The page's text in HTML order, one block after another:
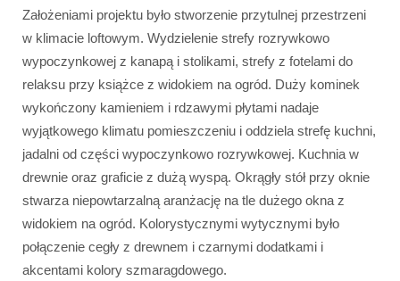
Założeniami projektu było stworzenie przytulnej przestrzeni
w klimacie loftowym. Wydzielenie strefy rozrywkowo
wypoczynkowej z kanapą i stolikami, strefy z fotelami do
relaksu przy książce z widokiem na ogród. Duży kominek
wykończony kamieniem i rdzawymi płytami nadaje
wyjątkowego klimatu pomieszczeniu i oddziela strefę kuchni,
jadalni od części wypoczynkowo rozrywkowej. Kuchnia w
drewnie oraz graficie z dużą wyspą. Okrągły stół przy oknie
stwarza niepowtarzalną aranżację na tle dużego okna z
widokiem na ogród. Kolorystycznymi wytycznymi było
połączenie cegły z drewnem i czarnymi dodatkami i
akcentami kolory szmaragdowego.